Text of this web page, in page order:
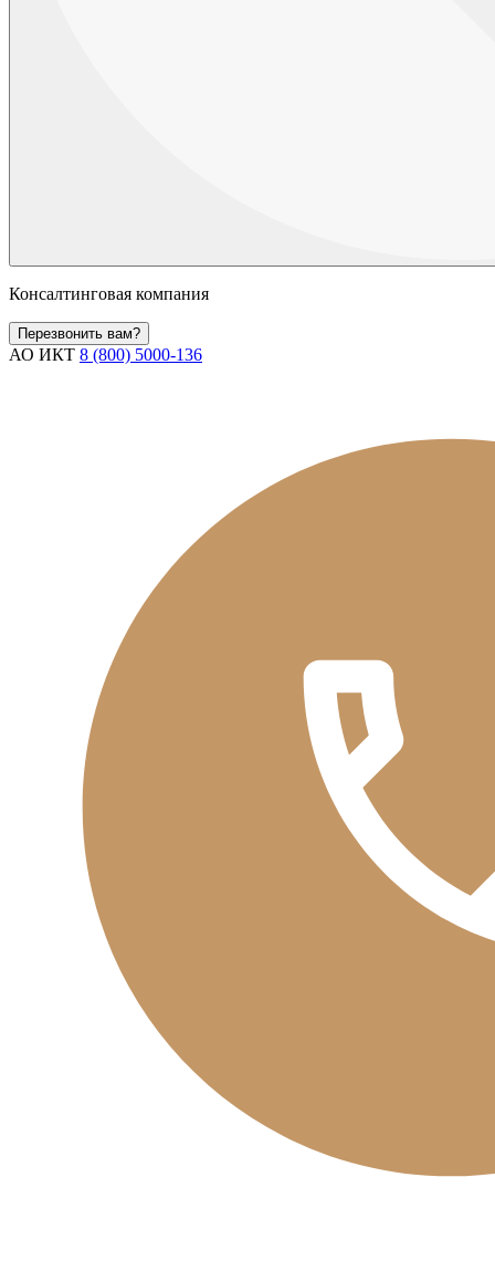
Консалтинговая компания
Перезвонить вам?
АО ИКТ 8 (800) 5000-136